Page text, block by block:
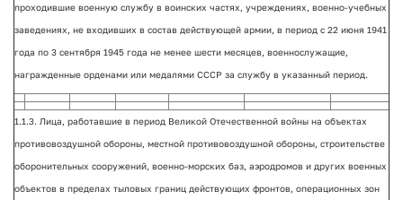
проходившие военную службу в воинских частях, учреждениях, военно-учебных
заведениях, не входивших в состав действующей армии, в период с 22 июня 1941
года по 3 сентября 1945 года не менее шести месяцев, военнослужащие,
награжденные орденами или медалями СССР за службу в указанный период.
1.1.3. Лица, работавшие в период Великой Отечественной войны на объектах
противовоздушной обороны, местной противовоздушной обороны, строительстве
оборонительных сооружений, военно-морских баз, аэродромов и других военных
объектов в пределах тыловых границ действующих фронтов, операционных зон